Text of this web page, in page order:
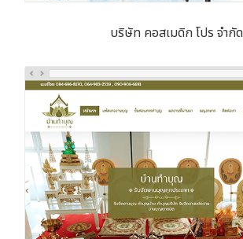
บริษัท คอสเมดิก โปร จำกัด